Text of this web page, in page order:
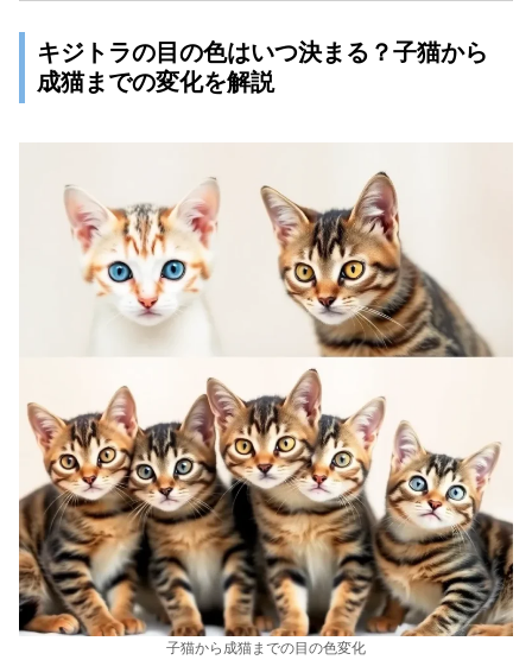
キジトラの目の色はいつ決まる？子猫から
成猫までの変化を解説
子猫から成猫までの目の色変化